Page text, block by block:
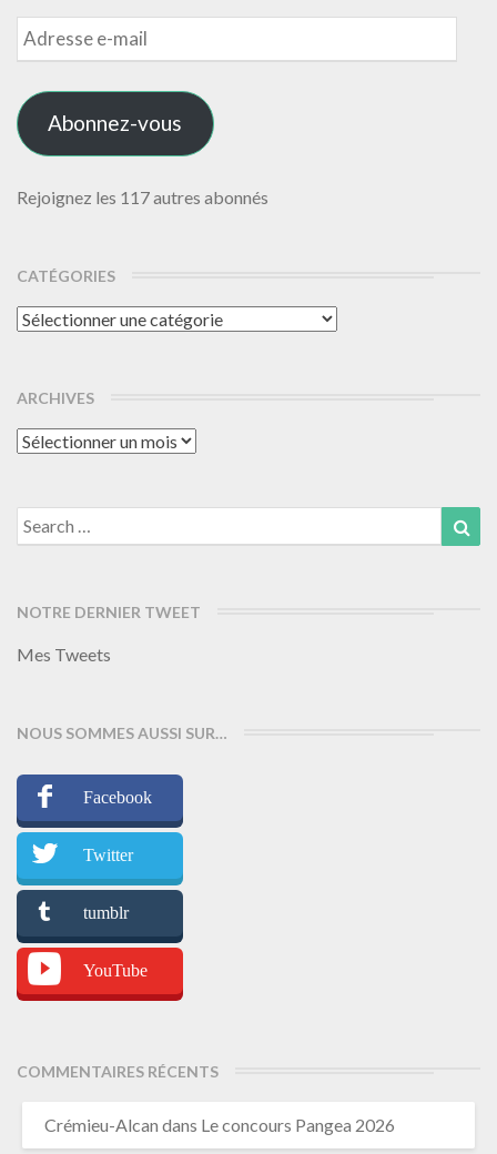
Adresse
e-
mail
Abonnez-vous
Rejoignez les 117 autres abonnés
CATÉGORIES
Catégories
ARCHIVES
Archives
Search
for:
NOTRE DERNIER TWEET
Mes Tweets
NOUS SOMMES AUSSI SUR…
Facebook
Twitter
tumblr
YouTube
COMMENTAIRES RÉCENTS
Crémieu-Alcan dans Le concours Pangea 2026